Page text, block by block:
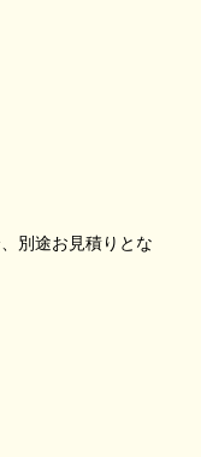
別途お見積りとな